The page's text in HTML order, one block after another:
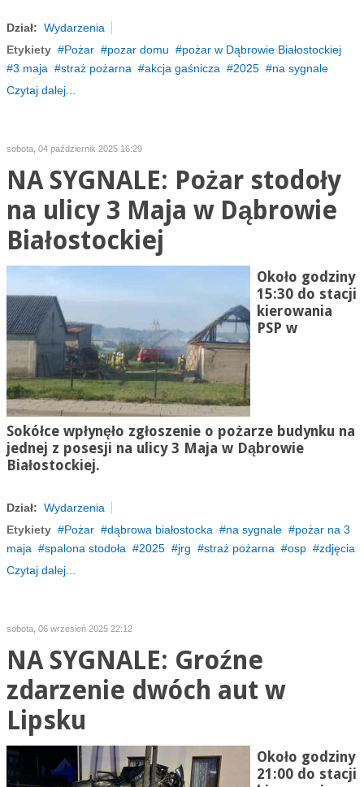
Dział: Wydarzenia
Etykiety
Pożar pozar domu
pożar w Dąbrowie Białostockiej
3 maja
straż pożarna akcja gaśnicza 2025
na sygnale
Czytaj dalej...
sobota, 04 październik 2025 16:29
NA SYGNALE: Pożar stodoły
na ulicy 3 Maja w Dąbrowie
Białostockiej
Około godziny
15:30 do stacji
kierowania
PSP w
Sokółce wpłynęło zgłoszenie o pożarze budynku na
jednej z posesji na ulicy 3 Maja w Dąbrowie
Białostockiej.
Dział: Wydarzenia
Etykiety
Pożar dąbrowa białostocka na sygnale
pożar na 3
maja
spalona stodoła 2025 jrg straż pożarna osp
zdjęcia
Czytaj dalej...
sobota, 06 wrzesień 2025 22:12
NA SYGNALE: Groźne
zdarzenie dwóch aut w
Lipsku
Około godziny
21:00 do stacji